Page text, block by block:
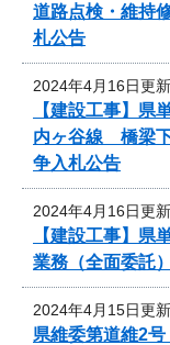
道路点検・維持
札公告
2024年4月16日更新
【建設工事】県
内ヶ谷線 橋梁
争入札公告
2024年4月16日更新
【建設工事】県
業務（全面委託
2024年4月15日更新
県維委第道維2